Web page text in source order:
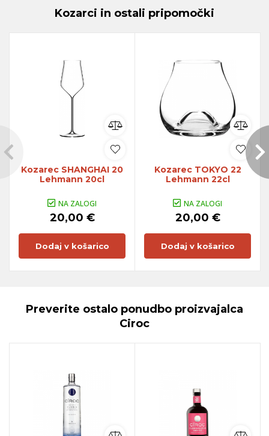
Kozarci in ostali pripomočki
Kozarec SHANGHAI 20
Lehmann 20cl
NA ZALOGI
20,00 €
Dodaj v košarico
Kozarec TOKYO 22
Lehmann 22cl
NA ZALOGI
20,00 €
Dodaj v košarico
Preverite ostalo ponudbo proizvajalca
Ciroc